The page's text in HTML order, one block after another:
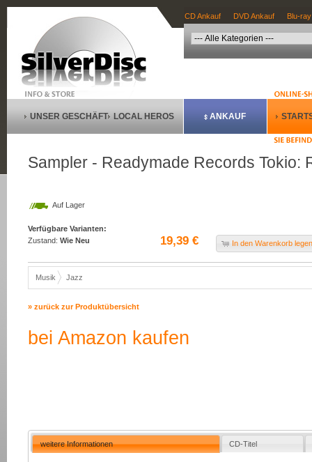
CD Ankauf DVD Ankauf Blu-
UNSER GESCHÄFT LOCAL HEROS ANKAUF
Sampler - Readymade Records Tokio:
Auf Lager
Verfügbare Varianten:
Zustand: Wie Neu 19,39 € In den Warenkorb
Musik Jazz
» zurück zur Produktübersicht
bei Amazon kaufen
weitere Informationen CD-Titel